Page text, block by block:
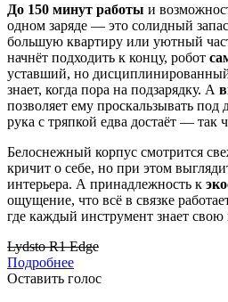
До 150 минут работы и
одном заряде — это солидный
большую квартиру или уютный
начнёт подходить к концу, робот
уставший, но
знает, когда пора на подзарядку. А
позволяет ему проскальзывать под
рука с тряпкой едва достаёт — так
Белоснежный корпус смотрится
кричит о себе, но при этом
интерьера. А принадлежность к
ощущение, что всё в связке
где каждый инструмент знает
Lydsto R1 Edge
Подробнее
Оставить голос